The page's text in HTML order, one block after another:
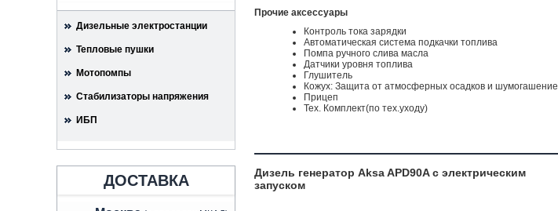
Дизельные электростанции
Тепловые пушки
Мотопомпы
Стабилизаторы напряжения
ИБП
ДОСТАВКА
Прочие аксессуары
Контроль тока зарядки
Автоматическая система подкачки топлива
Помпа ручного слива масла
Датчики уровня топлива
Глушитель
Кожух: Защита от атмосферных осадков и шумогашение
Прицеп
Тех. Комплект(по тех.уходу)
Дизель генератор Aksa APD90A с электрическим
запуском